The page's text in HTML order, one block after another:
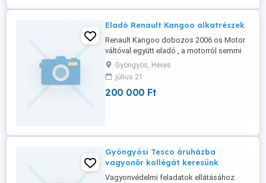
kifogást ...
Eladó Renault Kangoo alkatrészek
Renault Kangoo dobozos 2006 os Motor
váltóval együtt eladó , a motorról semmi
nincs leszedve porosztó .Magasnyomasu
. Mindennel együtt
Gyöngyös, Heves
július 21
200 000 Ft
Gyöngyösi Tesco áruházba
vagyonőr kollégát keresünk
Vagyonvédelmi feladatok ellátásához